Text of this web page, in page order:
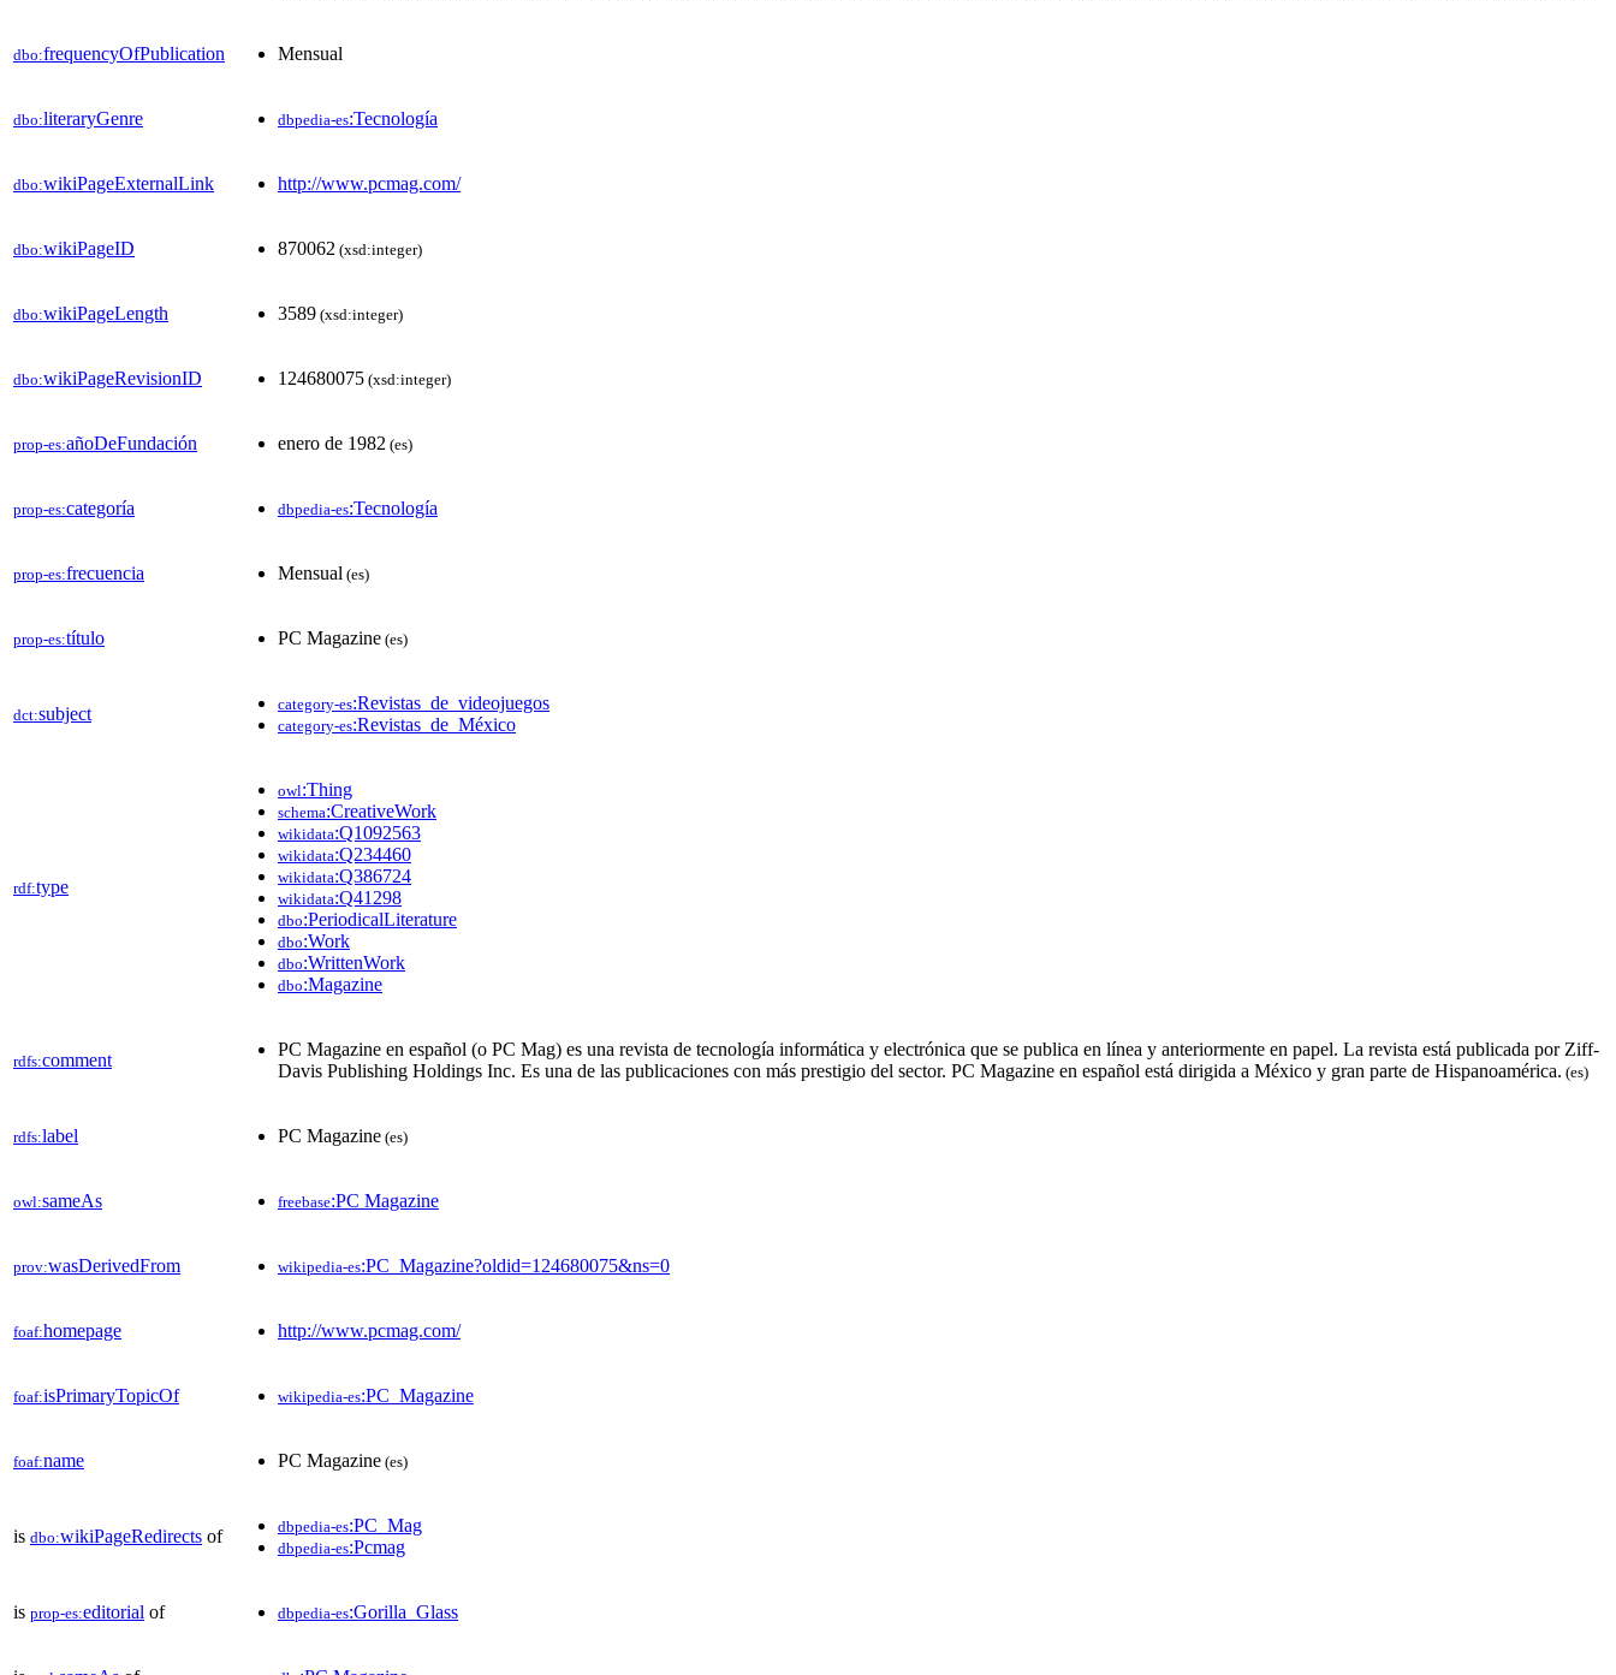
dbo:frequencyOfPublication Mensual
dbo:literaryGenre dbpedia-es:Tecnología
dbo:wikiPageExternalLink http://www.pcmag.com/
dbo:wikiPageID 870062 (xsd:integer)
dbo:wikiPageLength 3589 (xsd:integer)
dbo:wikiPageRevisionID 124680075 (xsd:integer)
prop-es:añoDeFundación enero de 1982 (es)
prop-es:categoría dbpedia-es:Tecnología
prop-es:frecuencia Mensual (es)
prop-es:título PC Magazine (es)
dct:subject category-es:Revistas_de_videojuegos
category-es:Revistas_de_México
rdf:type
owl:Thing
schema:CreativeWork
wikidata:Q1092563
wikidata:Q234460
wikidata:Q386724
wikidata:Q41298
dbo:PeriodicalLiterature
dbo:Work
dbo:WrittenWork
dbo:Magazine
rdfs:comment
PC Magazine en español (o PC Mag) es una revista de tecnología informática y electrónica que se publica en línea y anteriormente en papel. La revista está publicada por Ziff-
Davis Publishing Holdings Inc. Es una de las publicaciones con más prestigio del sector. PC Magazine en español está dirigida a México y gran parte de Hispanoamérica. (es)
rdfs:label PC Magazine (es)
owl:sameAs freebase:PC Magazine
prov:wasDerivedFrom wikipedia-es:PC_Magazine?oldid=124680075&ns=0
foaf:homepage http://www.pcmag.com/
foaf:isPrimaryTopicOf wikipedia-es:PC_Magazine
foaf:name PC Magazine (es)
is dbo:wikiPageRedirects of dbpedia-es:PC_Mag
dbpedia-es:Pcmag
is prop-es:editorial of dbpedia-es:Gorilla_Glass